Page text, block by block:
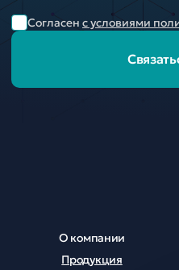
Согласен с условиями
О компании
Продукция